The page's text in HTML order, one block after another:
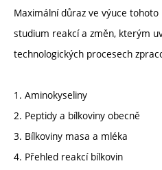
Maximální důraz ve výuce
studium reakcí a změn, kterým
technologických procesech
1. Aminokyseliny
2. Peptidy a bílkoviny obecně
3. Bílkoviny masa a mléka
4. Přehled reakcí bílkovin